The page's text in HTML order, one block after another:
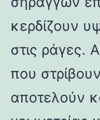
κερδίζουν
στις ράγες.
που
αποτελούν